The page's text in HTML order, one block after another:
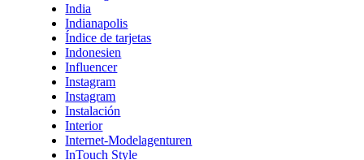
India
Indianapolis
Índice de tarjetas
Indonesien
Influencer
Instagram
Instagram
Instalación
Interior
Internet-Modelagenturen
InTouch Style